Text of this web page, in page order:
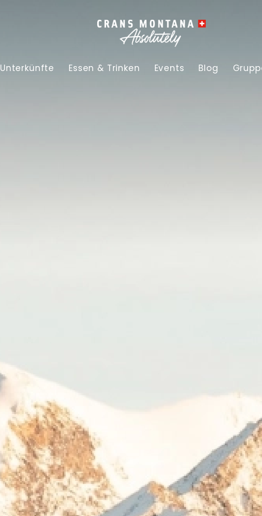
Unterkünfte Essen & Trinken Events Blog